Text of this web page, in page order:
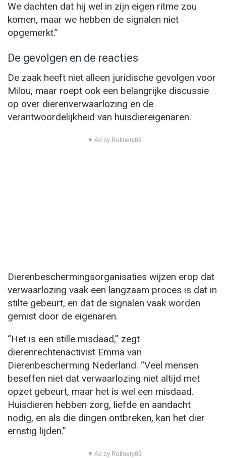
We dachten dat hij wel in zijn eigen ritme zou
komen, maar we hebben de signalen niet
opgemerkt.”
De gevolgen en de reacties
De zaak heeft niet alleen juridische gevolgen voor
Milou, maar roept ook een belangrijke discussie
op over dierenverwaarlozing en de
verantwoordelijkheid van huisdiereigenaren.
▼ Ad by Refinery89
Dierenbeschermingsorganisaties wijzen erop dat
verwaarlozing vaak een langzaam proces is dat in
stilte gebeurt, en dat de signalen vaak worden
gemist door de eigenaren.
“Het is een stille misdaad,” zegt
dierenrechtenactivist Emma van
Dierenbescherming Nederland. “Veel mensen
beseffen niet dat verwaarlozing niet altijd met
opzet gebeurt, maar het is wel een misdaad.
Huisdieren hebben zorg, liefde en aandacht
nodig, en als die dingen ontbreken, kan het dier
ernstig lijden.”
▼ Ad by Refinery89